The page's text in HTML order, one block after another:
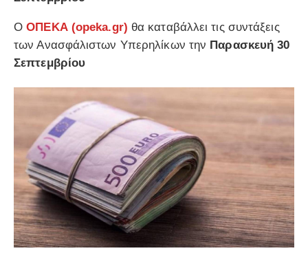
ΟΟΠΕΚΑ (opeka.gr) θα καταβάλλει τις συντάξεις
των Ανασφάλιστων Υπερηλίκων την Παρασκευή 30
Σεπτεμβρίου